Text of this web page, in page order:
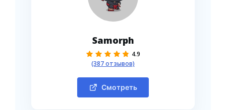
Samorph
4.9
(387 отзывов)
Смотреть